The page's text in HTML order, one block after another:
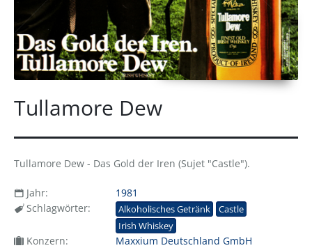
Tullamore Dew
Tullamore Dew - Das Gold der Iren (Sujet "Castle").
Jahr:
1981
Schlagwörter:
Alkoholisches Getränk
Castle
Irish Whiskey
Konzern:
Maxxium Deutschland GmbH